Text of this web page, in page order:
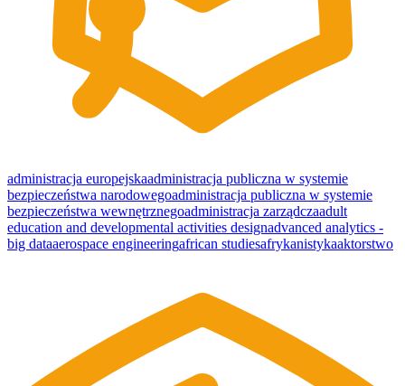
administracja europejskaadministracja publiczna w systemie
bezpieczeństwa narodowegoadministracja publiczna w systemie
bezpieczeństwa wewnętrznegoadministracja zarządczaadult
education and developmental activities designadvanced analytics -
big dataaerospace engineeringafrican studiesafrykanistykaaktorstwo